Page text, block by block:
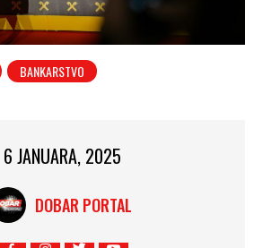
BANKARSTVO
6 JANUARA, 2025
DOBAR PORTAL